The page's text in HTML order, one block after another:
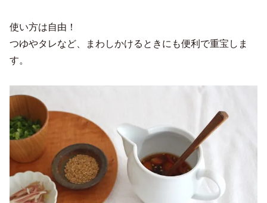
使い方は自由！
つゆやタレなど、まわしかけるときにも便利で重宝しま
す。